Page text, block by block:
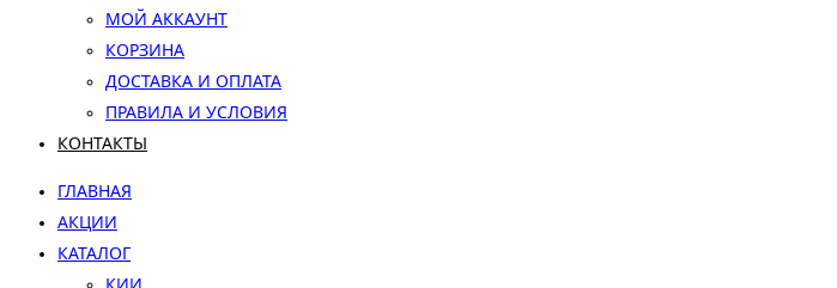
МОЙ АККАУНТ
КОРЗИНА
ДОСТАВКА И ОПЛАТА
ПРАВИЛА И УСЛОВИЯ
КОНТАКТЫ
ГЛАВНАЯ
АКЦИИ
КАТАЛОГ